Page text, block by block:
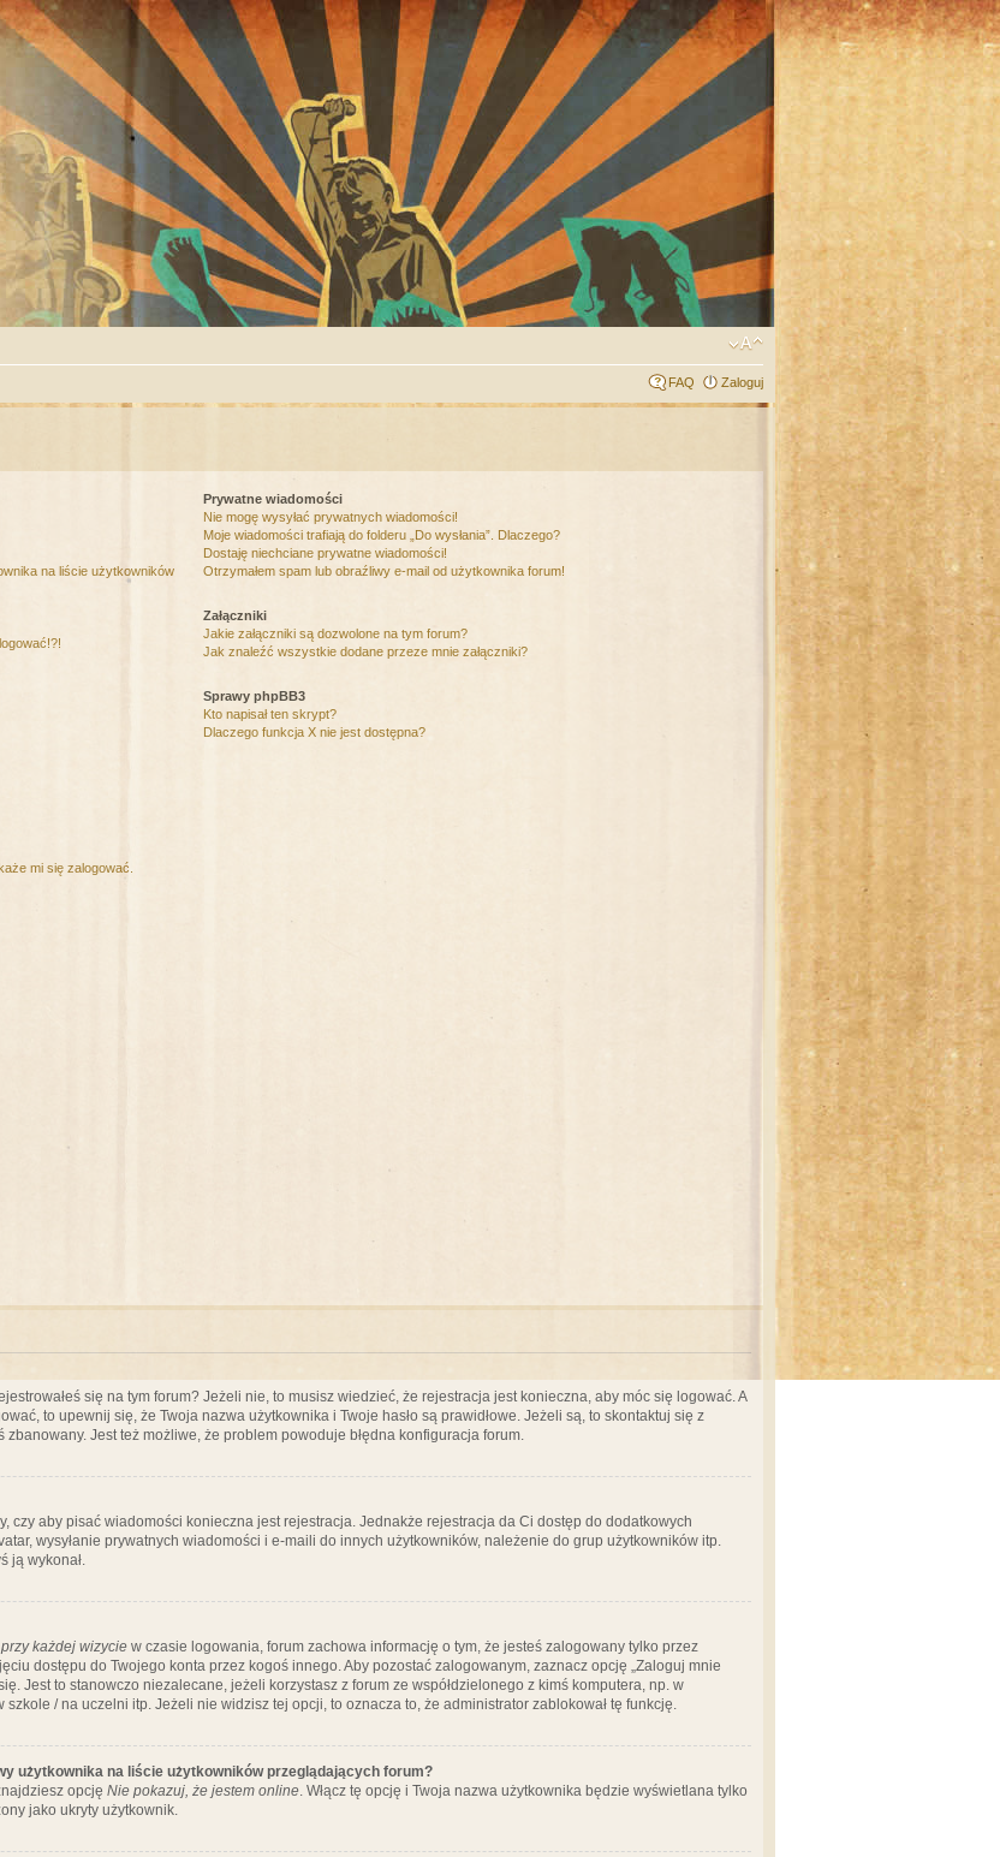
FAQ Zaloguj
na liście użytkowników
mi się zalogować.
Prywatne wiadomości
Nie mogę wysyłać prywatnych wiadomości!
Moje wiadomości trafiają do folderu „Do wysłania”. Dlaczego?
Dostaję niechciane prywatne wiadomości!
Otrzymałem spam lub obraźliwy e-mail od użytkownika forum!
Załączniki
Jakie załączniki są dozwolone na tym forum?
Jak znaleźć wszystkie dodane przeze mnie załączniki?
Sprawy phpBB3
Kto napisał ten skrypt?
Dlaczego funkcja X nie jest dostępna?
się na tym forum? Jeżeli nie, to musisz wiedzieć, że rejestracja jest konieczna, aby móc się logować. A
to upewnij się, że Twoja nazwa użytkownika i Twoje hasło są prawidłowe. Jeżeli są, to skontaktuj się z
Jest też możliwe, że problem powoduje błędna konfiguracja forum.
czy aby pisać wiadomości konieczna jest rejestracja. Jednakże rejestracja da Ci dostęp do dodatkowych
wysyłanie prywatnych wiadomości i e-maili do innych użytkowników, należenie do grup użytkowników itp.
ją wykonał.
każdej wizycie w czasie logowania, forum zachowa informację o tym, że jesteś zalogowany tylko przez
dostępu do Twojego konta przez kogoś innego. Aby pozostać zalogowanym, zaznacz opcję „Zaloguj mnie
Jest to stanowczo niezalecane, jeżeli korzystasz z forum ze współdzielonego z kimś komputera, np. w
/ na uczelni itp. Jeżeli nie widzisz tej opcji, to oznacza to, że administrator zablokował tę funkcję.
użytkownika na liście użytkowników przeglądających forum?
opcję Nie pokazuj, że jestem online. Włącz tę opcję i Twoja nazwa użytkownika będzie wyświetlana tylko
jako ukryty użytkownik.